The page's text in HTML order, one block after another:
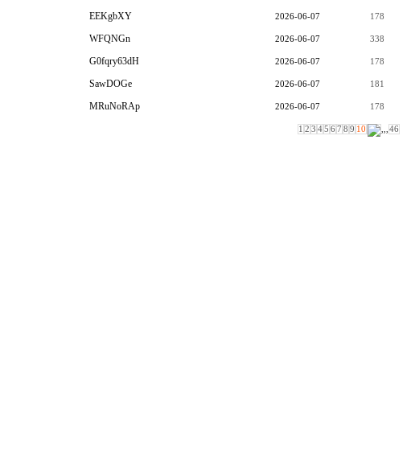
EEKgbXY 2026-06-07 178
WFQNGn 2026-06-07 338
G0fqry63dH 2026-06-07 178
SawDOGe 2026-06-07 181
MRuNoRAp 2026-06-07 178
1 2 3 45 6 7 8 9 10 ,,,46